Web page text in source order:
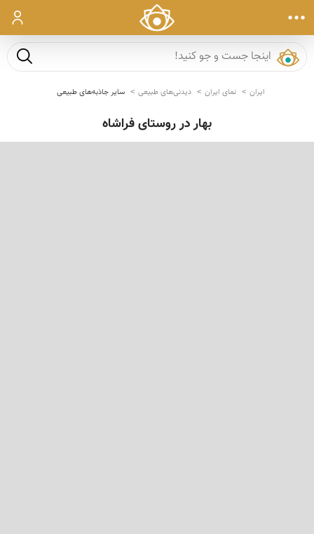
ورود
جست و
ایران نمای ایران دیدنی‌های طبیعی سایر جاذبه‌های طبیعی
بهار در روستای فراشاه